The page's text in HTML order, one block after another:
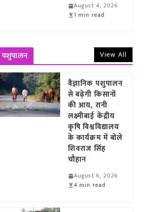
August 4, 2026
1 min read
पशुपालन View All
वैज्ञानिक पशुपालन
से बढ़ेगी किसानों
की आय, रानी
लक्ष्मीबाई केंद्रीय
कृषि विश्वविद्यालय
के कार्यक्रम में बोले
शिवराज सिंह
चौहान
August 6, 2026
4 min read